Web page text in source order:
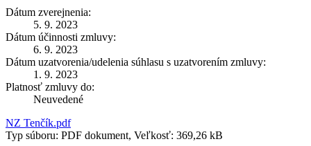
Dátum zverejnenia:
5. 9. 2023
Dátum účinnosti zmluvy:
6. 9. 2023
Dátum uzatvorenia/udelenia súhlasu s uzatvorením zmluvy:
1. 9. 2023
Platnosť zmluvy do:
Neuvedené
NZ Tenčík.pdf
Typ súboru: PDF dokument, Veľkosť: 369,26 kB